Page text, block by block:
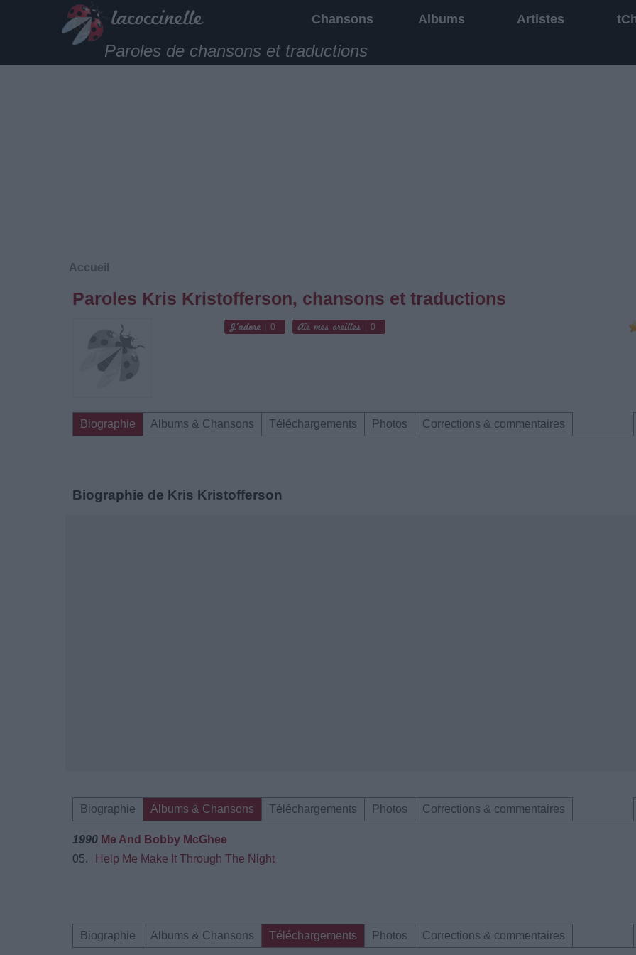
Chansons Albums Artistes
Paroles de chansons et traductions
Accueil
Paroles Kris Kristofferson, chansons et traductions
0 0
Biographie Albums & Chansons Téléchargements Photos Corrections & commentaires
Biographie de Kris Kristofferson
Biographie Albums & Chansons Téléchargements Photos Corrections & commentaires
1990 Me And Bobby McGhee
05.
Help Me Make It Through The Night
Biographie Albums & Chansons Téléchargements Photos Corrections & commentaires